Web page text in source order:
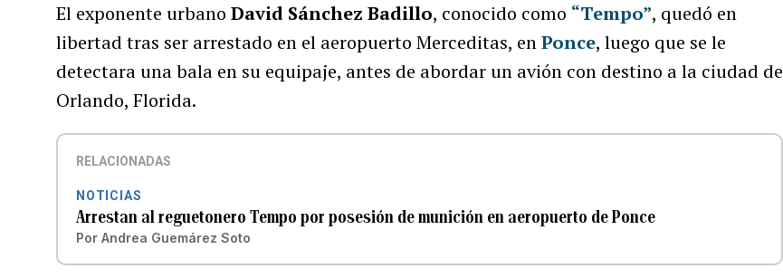
El exponente urbano David Sánchez Badillo, conocido como “Tempo”, quedó en
libertad tras ser arrestado en el aeropuerto Merceditas, enPonce, luego que se le
detectara una bala en su equipaje, antes de abordar un avión con destino a la ciudad de
Orlando, Florida.
RELACIONADAS
NOTICIAS
Arrestan al reguetonero Tempo por posesión de munición en aeropuerto de Ponce
Por Andrea Guemárez Soto